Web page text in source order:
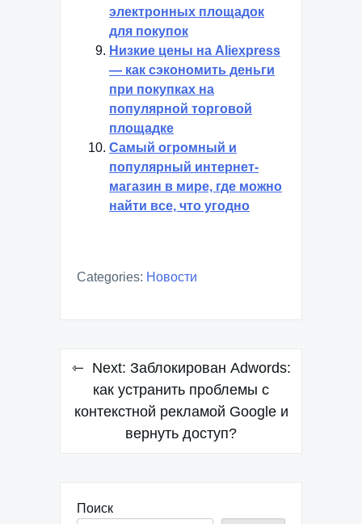
электронных площадок
для покупок
Низкие цены на Aliexpress
— как сэкономить деньги
при покупках на
популярной торговой
площадке
Самый огромный и
популярный интернет-
магазин в мире, где можно
найти все, что угодно
Categories: Новости
Навигация
записям
Next: Заблокирован Adwords:
как устранить проблемы с
контекстной рекламой Google и
вернуть доступ?
Поиск